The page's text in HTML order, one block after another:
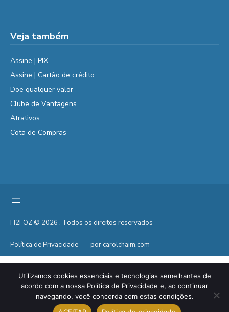
Veja também
Assine | PIX
Assine | Cartão de crédito
Doe qualquer valor
Clube de Vantagens
Atrativos
Cota de Compras
H2FOZ © 2026 . Todos os direitos reservados
Política de Privacidade por carolchaim.com
Utilizamos cookies essenciais e tecnologias semelhantes de
acordo com a nossa Política de Privacidade e, ao continuar
navegando, você concorda com estas condições.